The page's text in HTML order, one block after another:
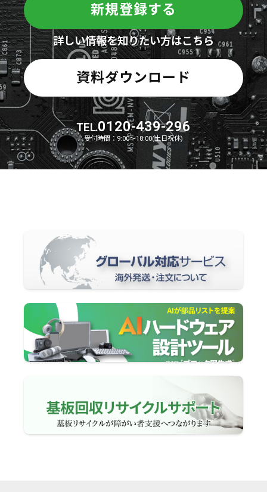
新規登録する
詳しい情報を知りたい方はこちら
資料ダウンロード
TEL.0120-439-296
受付時間：9:00～18:00(土日祝休)